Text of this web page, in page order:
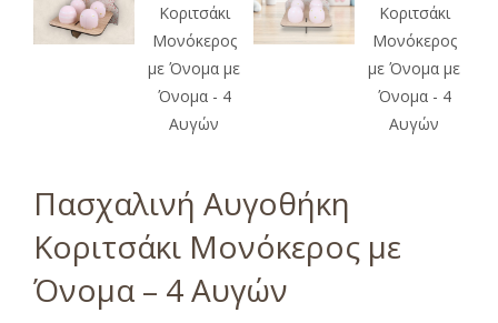
Πασχαλινή Αυγοθήκη
Κοριτσάκι Μονόκερος με
Όνομα – 4 Αυγών